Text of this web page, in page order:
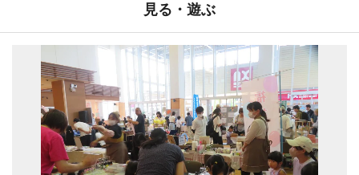
見る・遊ぶ